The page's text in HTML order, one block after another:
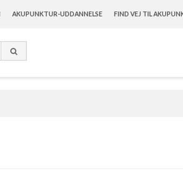
AKUPUNKTUR-UDDANNELSE FIND VEJ TIL